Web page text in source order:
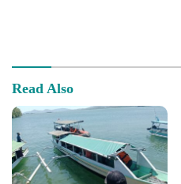
Read Also